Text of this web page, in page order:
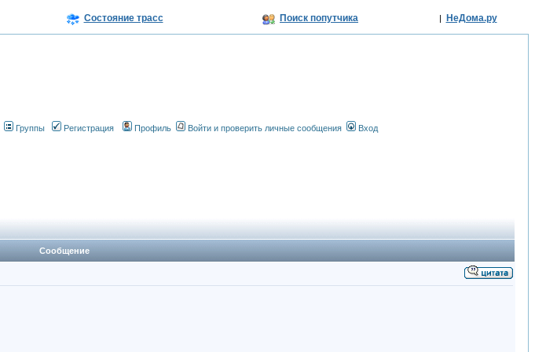
Состояние трасс Поиск попутчика | НеДома.ру
Группы Регистрация Профиль Войти и проверить личные сообщения Вход
Сообщение